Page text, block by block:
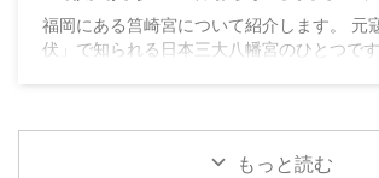
福岡にある筥崎宮について紹介します。 元
伏」で知られる日本三大八幡宮のひとつです
もっと読む